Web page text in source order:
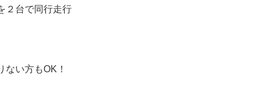
２台で同行走行
ない方もOK！